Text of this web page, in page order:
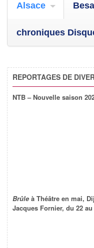
Alsace
chroniques
REPORTAGES DE
NTB – Nouvelle saison
Brûle à Théâtre en mai,
Jacques Fornier, du 22